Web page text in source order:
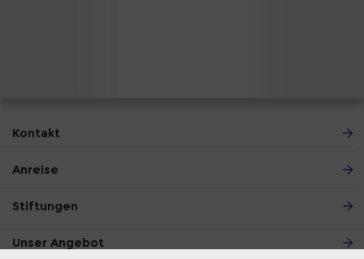
Kontakt
Anreise
Stiftungen
Unser Angebot